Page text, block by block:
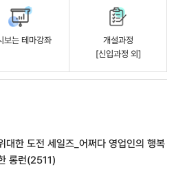
보는 테마강좌
개설과정
[신입과정 외]
대한 도전 세일즈_어쩌다 영업인의 행복
롱런(2511)